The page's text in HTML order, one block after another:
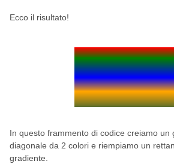
Ecco il risultato!
In questo frammento di codice creiamo un
diagonale da 2 colori e riempiamo un
gradiente.